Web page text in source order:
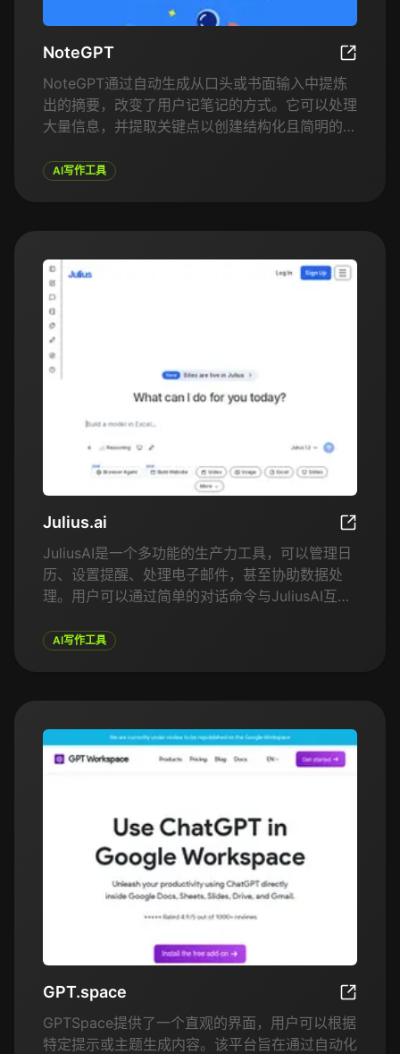
NoteGPT
NoteGPT
NoteGPT通过自动生成从口头或书面输入中提炼
出的摘要，改变了用户记笔记的方式。它可以处理
大量信息，并提取关键点以创建结构化且简明的笔
大量信息的任何人。用户可以通过口述笔记、上传
AI写作工具
Julius.ai
JuliusAI是一个多功能的生产力工具，可以管理日
历、设置提醒、处理电子邮件，甚至协助数据处
理。用户可以通过简单的对话命令与JuliusAI互
习，并随着时间的推移适应用户的偏好，从而提高
AI写作工具
GPT.space
GPTSpace提供了一个直观的界面，用户可以根据
特定提示或主题生成内容。该平台旨在通过自动化